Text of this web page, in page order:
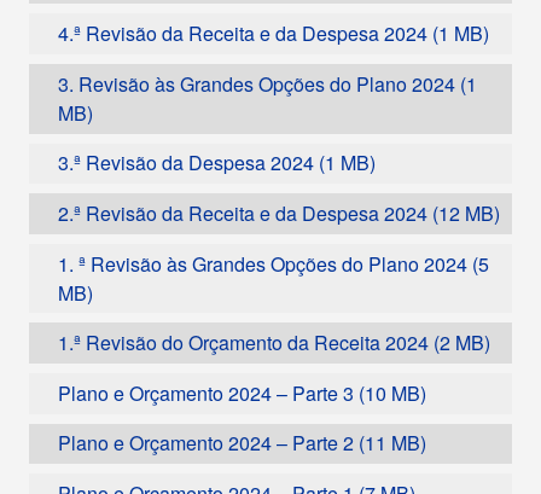
4.ª Revisão da Receita e da Despesa 2024
3. Revisão às Grandes Opções do Plano 2024
3.ª Revisão da Despesa 2024
2.ª Revisão da Receita e da Despesa 2024
1. ª Revisão às Grandes Opções do Plano 2024
1.ª Revisão do Orçamento da Receita 2024
Plano e Orçamento 2024 – Parte 3
Plano e Orçamento 2024 – Parte 2